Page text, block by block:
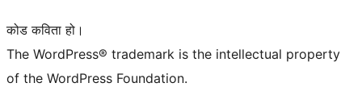
कोड कविता हो।
The WordPress® trademark is the intellectual property
of the WordPress Foundation.